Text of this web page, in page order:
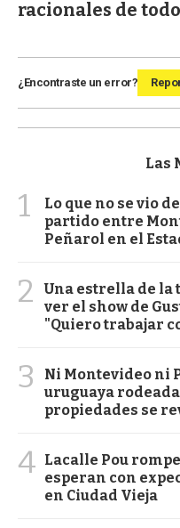
racionales de
¿Encontraste un error?
Las
1
Lo que no se vio
partido entre
Peñarol en el
2
Una estrella de
ver el show de
"Quiero trabajar
3
Ni Montevideo ni
uruguaya
propiedades se
4 Lacalle Pou
esperan con
en Ciudad Vieja